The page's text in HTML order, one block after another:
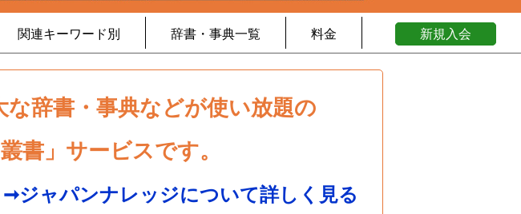
関連キーワード別 辞書・事典一覧 料金 新規入会
辞書・事典などが使い放題の
書」サービスです。
➞ジャパンナレッジについて詳しく見る